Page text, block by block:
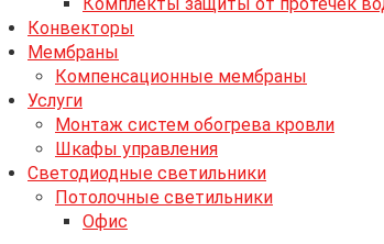
Конвекторы
Мембраны
Компенсационные мембраны
Услуги
Монтаж систем обогрева кровли
Шкафы управления
Светодиодные светильники
Потолочные светильники
Офис